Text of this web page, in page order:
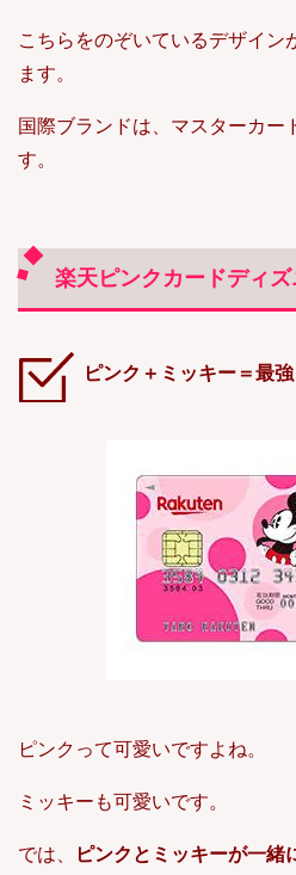
こちらをのぞいているデザイン
ます。
国際ブランドは、マスターカー
す。
楽天ピンクカードディ
ピンク＋ミッキー＝最強
ピンクって可愛いですよね。
ミッキーも可愛いです。
では、 ピンクとミッキーが一緒